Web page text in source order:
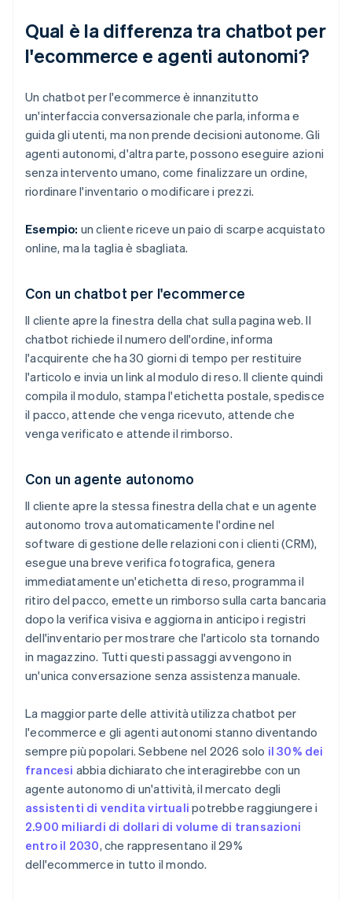
Qual è la differenza tra chatbot per
l'ecommerce e agenti autonomi?
Un chatbot per l'ecommerce è innanzitutto
un'interfaccia conversazionale che parla, informa e
guida gli utenti, ma non prende decisioni autonome. Gli
agenti autonomi, d'altra parte, possono eseguire azioni
senza intervento umano, come finalizzare un ordine,
riordinare l'inventario o modificare i prezzi.
Esempio: un cliente riceve un paio di scarpe acquistato
online, ma la taglia è sbagliata.
Con un chatbot per l'ecommerce
Il cliente apre la finestra della chat sulla pagina web. Il
chatbot richiede il numero dell'ordine, informa
l'acquirente che ha 30 giorni di tempo per restituire
l'articolo e invia un link al modulo di reso. Il cliente quindi
compila il modulo, stampa l'etichetta postale, spedisce
il pacco, attende che venga ricevuto, attende che
venga verificato e attende il rimborso.
Con un agente autonomo
Il cliente apre la stessa finestra della chat e un agente
autonomo trova automaticamente l'ordine nel
software di gestione delle relazioni con i clienti (CRM),
esegue una breve verifica fotografica, genera
immediatamente un'etichetta di reso, programma il
ritiro del pacco, emette un rimborso sulla carta bancaria
dopo la verifica visiva e aggiorna in anticipo i registri
dell'inventario per mostrare che l'articolo sta tornando
in magazzino. Tutti questi passaggi avvengono in
un'unica conversazione senza assistenza manuale.
La maggior parte delle attività utilizza chatbot per
l'ecommerce e gli agenti autonomi stanno diventando
sempre più popolari. Sebbene nel 2026 solo il 30% dei
francesi abbia dichiarato che interagirebbe con un
agente autonomo di un'attività, il mercato degli
assistenti di vendita virtuali potrebbe raggiungere i
2.900 miliardi di dollari di volume di transazioni
entro il 2030, che rappresentano il 29%
dell'ecommerce in tutto il mondo.